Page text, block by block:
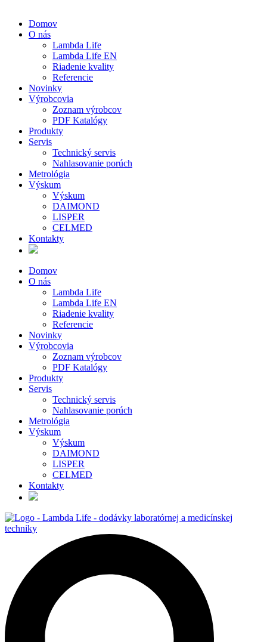
Domov
O nás
Lambda Life
Lambda Life EN
Riadenie kvality
Referencie
Novinky
Výrobcovia
Zoznam výrobcov
PDF Katalógy
Produkty
Servis
Technický servis
Nahlasovanie porúch
Metrológia
Výskum
Výskum
DAIMOND
LISPER
CELMED
Kontakty
Domov
O nás
Lambda Life
Lambda Life EN
Riadenie kvality
Referencie
Novinky
Výrobcovia
Zoznam výrobcov
PDF Katalógy
Produkty
Servis
Technický servis
Nahlasovanie porúch
Metrológia
Výskum
Výskum
DAIMOND
LISPER
CELMED
Kontakty